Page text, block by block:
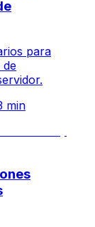
para
de
min